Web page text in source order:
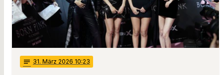
notes 31. März 2026 10:23